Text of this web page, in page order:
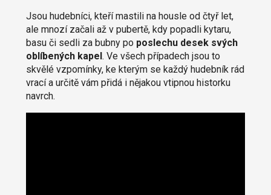
Jsou hudebníci, kteří mastili na housle od čtyř let,
ale mnozí začali až v pubertě, kdy popadli kytaru,
basu či sedli za bubny po poslechu desek svých
oblíbených kapel. Ve všech případech jsou to
skvělé vzpomínky, ke kterým se každý hudebník rád
vrací a určitě vám přidá i nějakou vtipnou historku
navrch.